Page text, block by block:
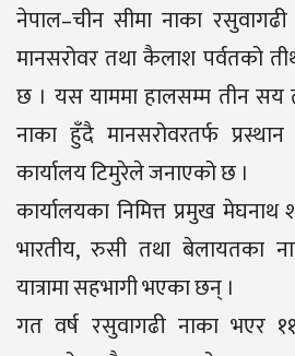
नेपाल–चीन सीमा नाका रसुवागढी
मानसरोवर तथा कैलाश पर्वतको
छ । यस याममा हालसम्म तीन सय
नाका हुँदै मानसरोवरतर्फ
कार्यालय टिमुरेले जनाएको छ ।
कार्यालयका निमित्त प्रमुख
भारतीय, रुसी तथा बेलायतका
यात्रामा सहभागी भएका छन् ।
गत वर्ष रसुवागढी नाका भएर ११